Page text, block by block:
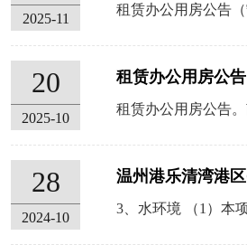
2025-11
20
2025-10
租赁办公用房公告
28
2024-10